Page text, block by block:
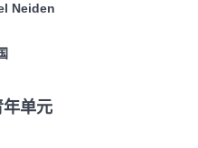
Neiden
单元